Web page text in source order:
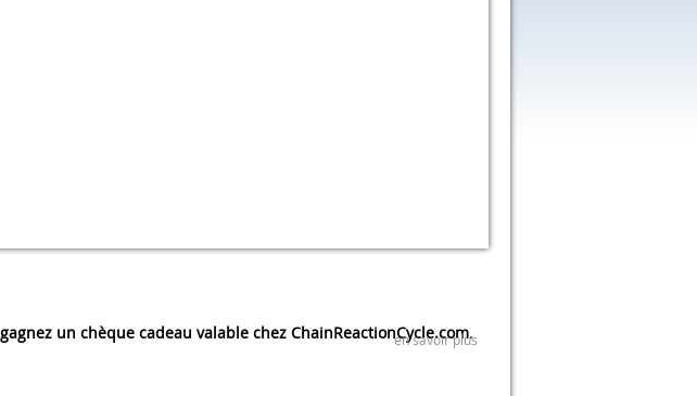
gagnez un chèque cadeau valable chez ChainReactionCycle.com.
en savoir plus